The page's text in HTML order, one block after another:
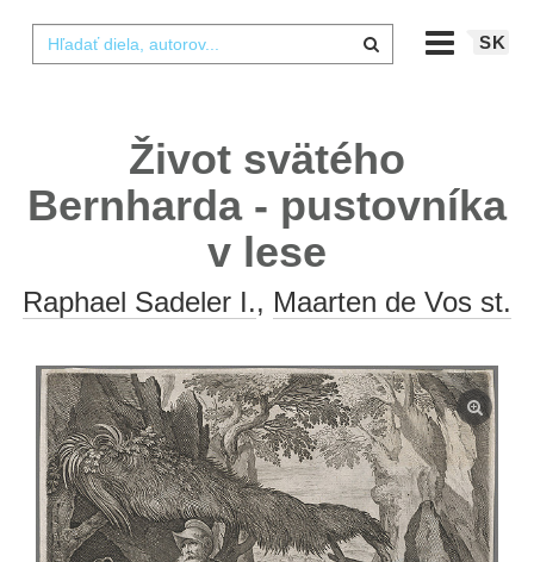
SK
Život svätého
Bernharda - pustovníka
v lese
Raphael Sadeler I., Maarten de Vos st.